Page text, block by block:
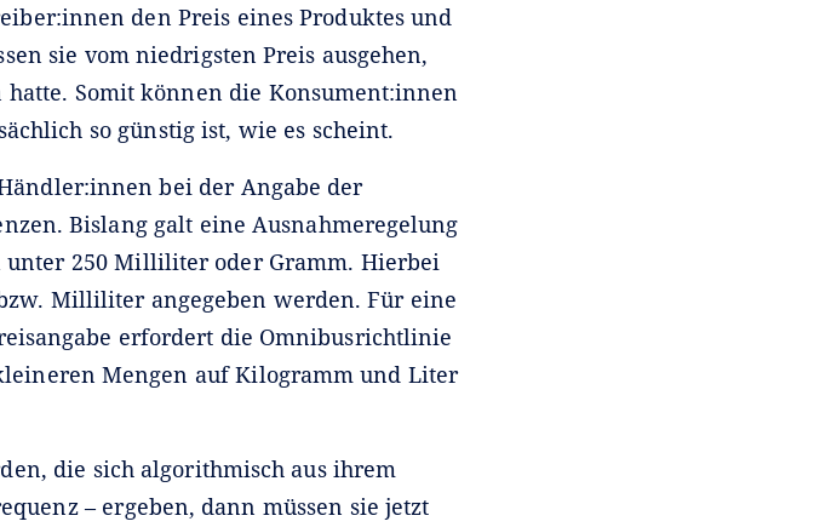
den Preis eines Produktes und
sie vom niedrigsten Preis ausgehen,
Somit können die Konsument:innen
so günstig ist, wie es scheint.
bei der Angabe der
Bislang galt eine Ausnahmeregelung
250 Milliliter oder Gramm. Hierbei
Milliliter angegeben werden. Für eine
erfordert die Omnibusrichtlinie
Mengen auf Kilogramm und Liter
die sich algorithmisch aus ihrem
– ergeben, dann müssen sie jetzt